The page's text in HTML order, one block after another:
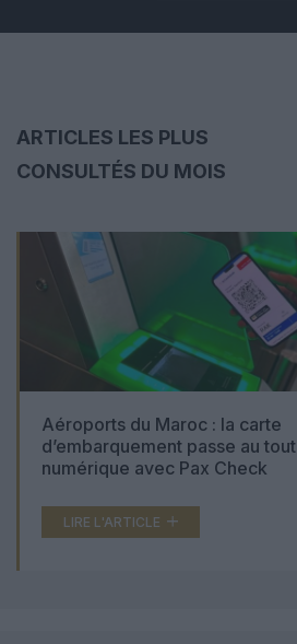
ARTICLES LES PLUS
CONSULTÉS DU MOIS
Aéroports du Maroc : la carte
d’embarquement passe au tout
numérique avec Pax Check
LIRE L'ARTICLE